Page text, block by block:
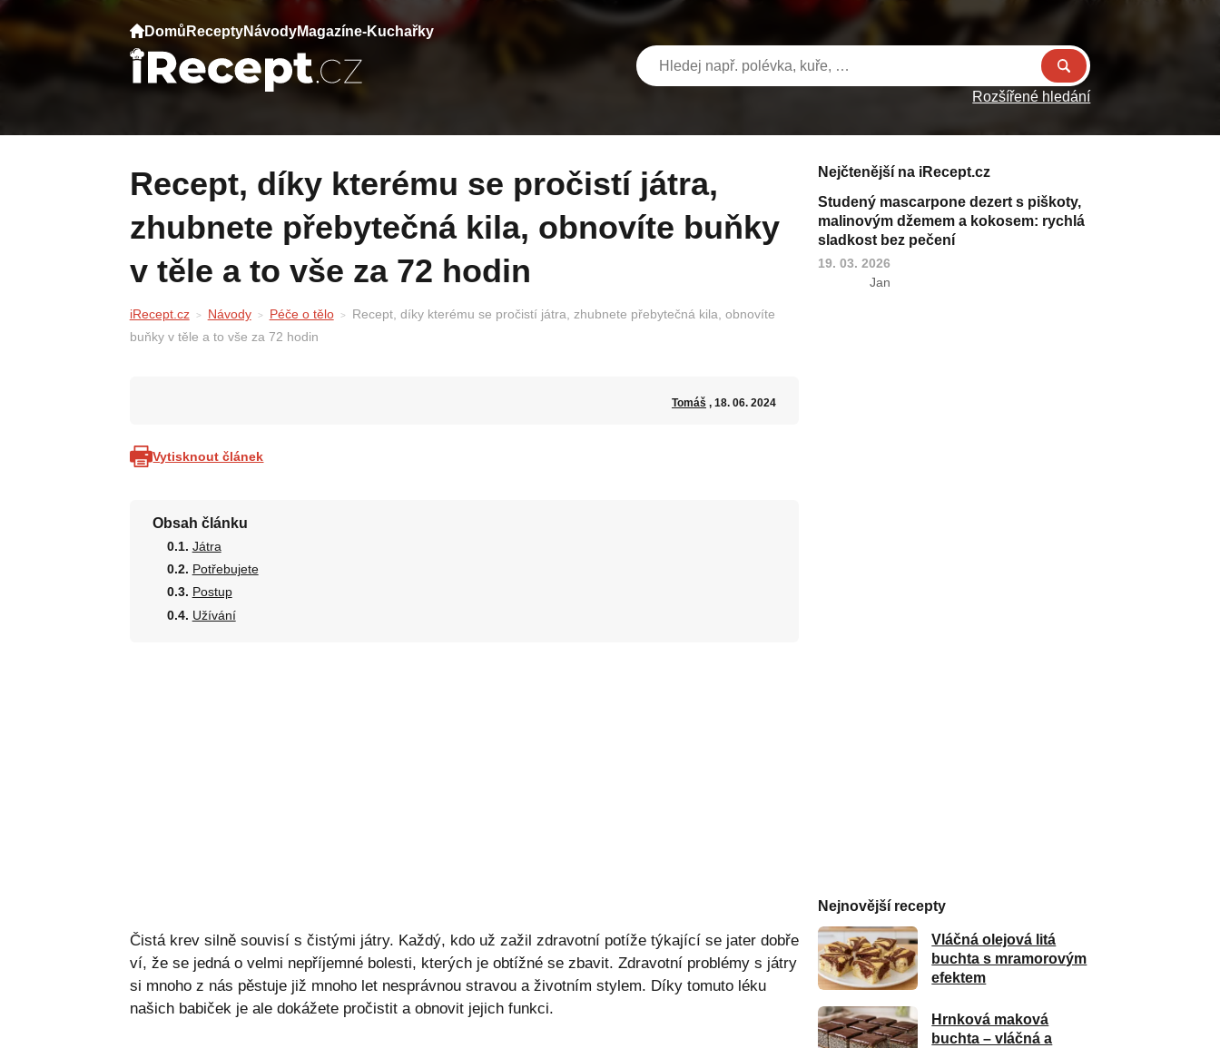
Domů ReceptyNávodyMagazíne-Kuchařky
Rozšířené hledání
Recept, díky kterému se pročistí játra,
zhubnete přebytečná kila, obnovíte buňky
v těle a to vše za 72 hodin
iRecept.cz Návody Péče o tělo
Recept, díky kterému se pročistí játra, zhubnete přebytečná kila, obnovíte
buňky v těle a to vše za 72 hodin
Tomáš , 18. 06. 2024
Vytisknout článek
Obsah článku
Játra
Potřebujete
Postup
Užívání
Čistá krev silně souvisí s čistými játry. Každý, kdo už zažil zdravotní potíže týkající se jater dobře
ví, že se jedná o velmi nepříjemné bolesti, kterých je obtížné se zbavit. Zdravotní problémy s játry
si mnoho z nás pěstuje již mnoho let nesprávnou stravou a životním stylem. Díky tomuto léku
našich babiček je ale dokážete pročistit a obnovit jejich funkci.
Nejčtenější na iRecept.cz
Studený mascarpone dezert s piškoty,
malinovým džemem a kokosem: rychlá
sladkost bez pečení
19. 03. 2026
Jan
Nejnovější recepty
Vláčná olejová litá
buchta s mramorovým
efektem
Hrnková maková
buchta – vláčná a